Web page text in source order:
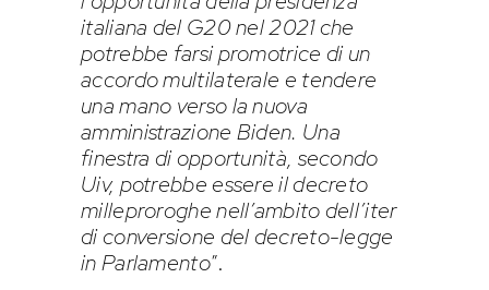
italiana del G20 nel 2021 che
potrebbe farsi promotrice di un
accordo multilaterale e tendere
una mano verso la nuova
amministrazione Biden. Una
finestra di opportunità, secondo
Uiv, potrebbe essere il decreto
milleproroghe nell’ambito dell’iter
di conversione del decreto-legge
in Parlamento”.